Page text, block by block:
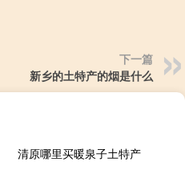
下一篇
新乡的土特产的烟是什么
清原哪里买暖泉子土特产